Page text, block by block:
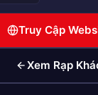
Truy Cập
Xem Rạp